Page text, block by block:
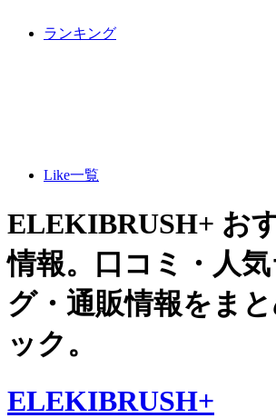
ランキング
Like一覧
ELEKIBRUSH+ お
情報。口コミ・人
グ・通販情報をま
ック。
ELEKIBRUSH+